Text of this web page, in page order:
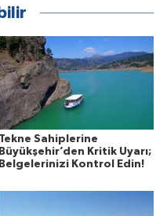
Tekne Sahiplerine
Büyükşehir’den Kritik Uyarı;
Belgelerinizi Kontrol Edin!